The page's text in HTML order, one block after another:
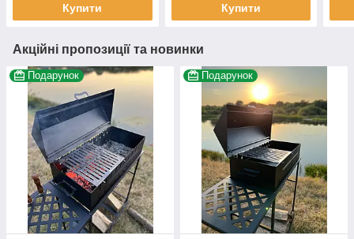
Купити Купити
Акційні пропозиції та новинки
Подарунок Подарунок